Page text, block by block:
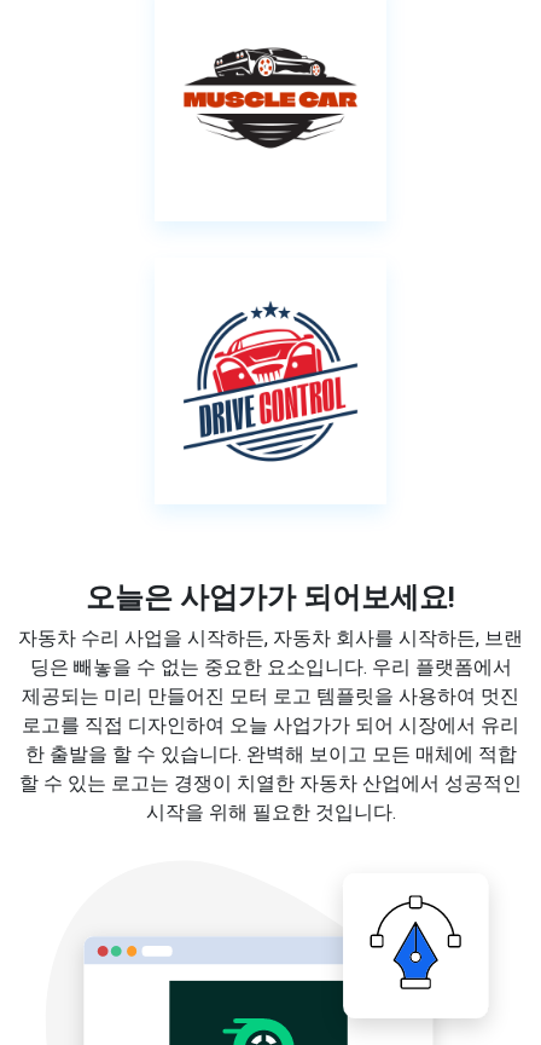
오늘은 사업가가 되어보세요!
자동차 수리 사업을 시작하든, 자동차 회사를 시작하든, 브랜
딩은 빼놓을 수 없는 중요한 요소입니다. 우리 플랫폼에서
제공되는 미리 만들어진 모터 로고 템플릿을 사용하여 멋진
로고를 직접 디자인하여 오늘 사업가가 되어 시장에서 유리
한 출발을 할 수 있습니다. 완벽해 보이고 모든 매체에 적합
할 수 있는 로고는 경쟁이 치열한 자동차 산업에서 성공적인
시작을 위해 필요한 것입니다.